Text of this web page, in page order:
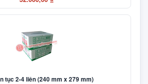
tục 2-4 liên (240 mm x 279 mm)